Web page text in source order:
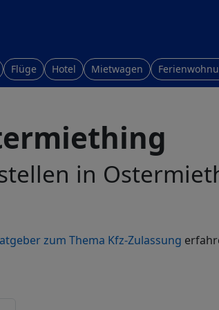
Flüge Hotel Mietwagen
in
zum Thema Kfz-Zulassung